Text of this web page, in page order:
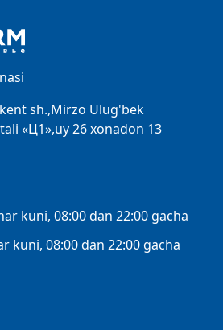
sh.,Mirzo Ulug'bek
«Ц1»,uy 26 xonadon 13
kuni, 08:00 dan 22:00 gacha
kuni, 08:00 dan 22:00 gacha